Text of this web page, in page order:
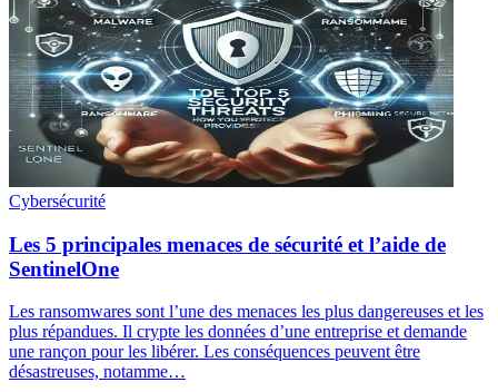
Cybersécurité
Les 5 principales menaces de sécurité et l’aide de
SentinelOne
Les ransomwares sont l’une des menaces les plus dangereuses et les
plus répandues. Il crypte les données d’une entreprise et demande
une rançon pour les libérer. Les conséquences peuvent être
désastreuses, notamme…